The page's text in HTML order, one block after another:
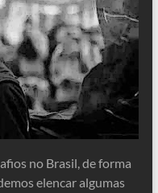
no Brasil, de forma
elencar algumas